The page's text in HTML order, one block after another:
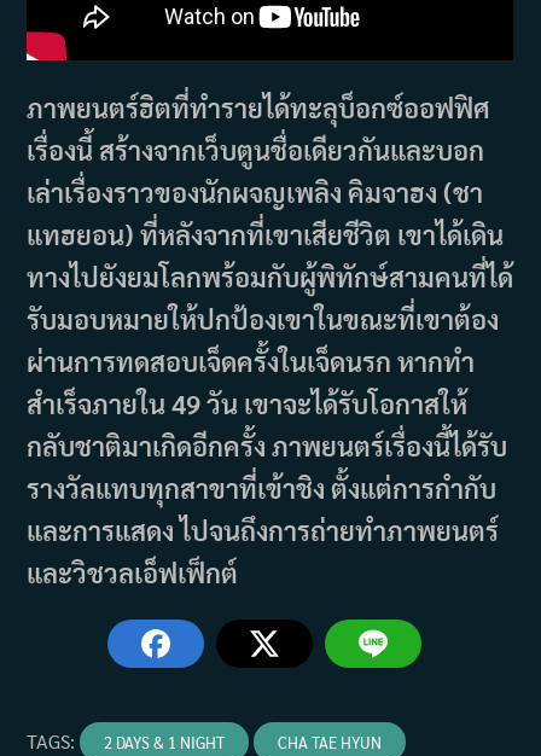
ภาพยนตร์ฮิตที่ทำรายได้ทะลุบ็อกซ์ออฟฟิศ
เรื่องนี้ สร้างจากเว็บตูนชื่อเดียวกันและบอก
เล่าเรื่องราวของนักผจญเพลิง คิมจาฮง (ชา
แทฮยอน) ที่หลังจากที่เขาเสียชีวิต เขาได้เดิน
ทางไปยังยมโลกพร้อมกับผู้พิทักษ์สามคนที่ได้
รับมอบหมายให้ปกป้องเขาในขณะที่เขาต้อง
ผ่านการทดสอบเจ็ดครั้งในเจ็ดนรก หากทำ
สำเร็จภายใน 49 วัน เขาจะได้รับโอกาสให้
กลับชาติมาเกิดอีกครั้ง ภาพยนตร์เรื่องนี้ได้รับ
รางวัลแทบทุกสาขาที่เข้าชิง ตั้งแต่การกำกับ
และการแสดง ไปจนถึงการถ่ายทำภาพยนตร์
และวิชวลเอ็ฟเฟ็กต์
TAGS: 2 DAYS & 1 NIGHT CHA TAE HYUN